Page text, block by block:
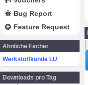
Bug Report
Feature Request
Ähnliche Fächer
Werkstoffkunde LU
Downloads pro Tag